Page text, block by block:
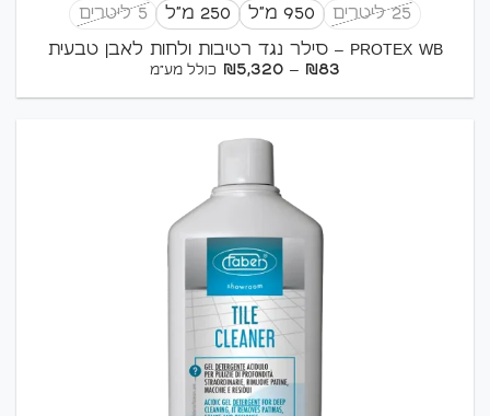
25 ליטרים 950 מ"ל 250 מ"ל
5 ליטרים
PROTEX WB – סילר נגד רטיבות ולחות לאבן טבעית
₪83
–
₪5,320 טווח
כולל מע"מ